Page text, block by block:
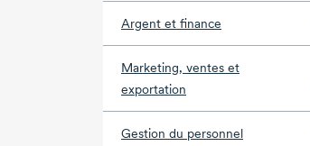
Argent et finance
Marketing, ventes et
exportation
Gestion du personnel